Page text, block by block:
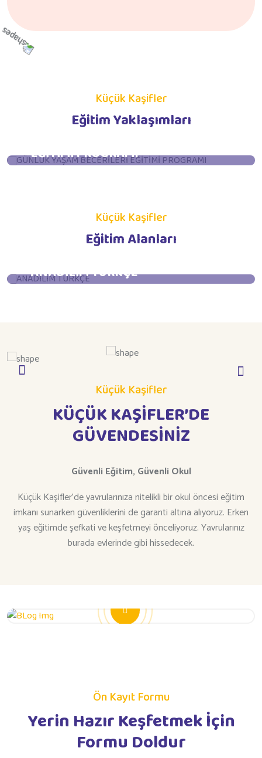
Küçük Kaşifler
Eğitim Yaklaşımları
EĞİTİMİ PROGRAMI
Küçük Kaşifler
Eğitim Alanları
ANADİLİM TÜRKÇE
Küçük Kaşifler
KÜÇÜK KAŞİFLER’DE
GÜVENDESİNİZ
Güvenli Eğitim, Güvenli Okul
Küçük Kaşifler’de yavrularınıza nitelikli bir okul öncesi eğitim
imkanı sunarken güvenliklerini de garanti altına alıyoruz. Erken
yaş eğitimde şefkati ve keşfetmeyi önceliyoruz. Yavrularınız
burada evlerinde gibi hissedecek.
Ön Kayıt Formu
Yerin Hazır Keşfetmek İçin
Formu Doldur